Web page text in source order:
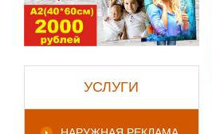
УСЛУГИ